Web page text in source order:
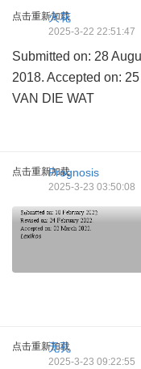
点击重新加载
火花
2025-3-22 22:51:47
Submitted on: 28
2018. Accepted on:
VAN DIE WAT
点击重新加载Prognosis
2025-3-23 03:50:08
点击重新加载
无孔
2025-3-23 09:22:55